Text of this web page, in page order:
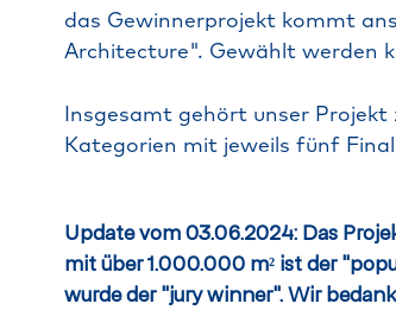
das Gewinnerprojekt kommt
Architecture". Gewählt werden
Insgesamt gehört unser Projekt
Kategorien mit jeweils fünf
Updatevom03.06.2024: Das
mitüber1.000.000 m² istder
wurdeder "jurywinner".Wir